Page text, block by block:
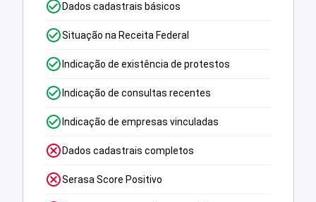
Dados cadastrais básicos
Situação na Receita Federal
Indicação de existência de protestos
Indicação de consultas recentes
Indicação de empresas vinculadas
Dados cadastrais completos
Serasa Score Positivo